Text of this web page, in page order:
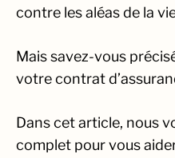
contre les aléas de la
Mais savez-vous
votre contrat
Dans cet article, nous
complet pour vous